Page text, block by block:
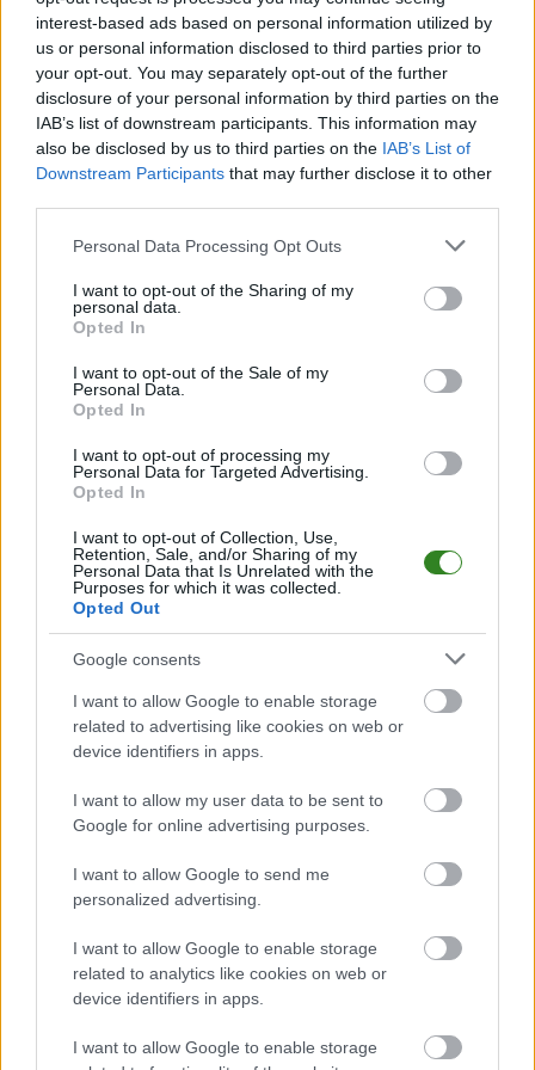
interest-based ads based on personal information utilized by
us or personal information disclosed to third parties prior to
your opt-out. You may separately opt-out of the further
disclosure of your personal information by third parties on the
IAB’s list of downstream participants. This information may
also be disclosed by us to third parties on the IAB’s List of
Downstream Participants that may further disclose it to other
Please note that this website/app uses one or more Google
not limited to your visit or usage behaviour. You may click to
grant or deny consent to Google and its third-party tags to
use your data for below specified purposes in below Google
consent section.
Personal Data Processing Opt Outs
I want to opt-out of the Sharing of my
personal data.
Opted In
I want to opt-out of the Sale of my
Personal Data.
Opted In
I want to opt-out of processing my
Personal Data for Targeted Advertising.
Opted In
I want to opt-out of Collection, Use,
Retention, Sale, and/or Sharing of my
Personal Data that Is Unrelated with the
Purposes for which it was collected.
Opted Out
Google consents
I want to allow Google to enable storage
related to advertising like cookies on web or
device identifiers in apps.
I want to allow my user data to be sent to
Google for online advertising purposes.
I want to allow Google to send me
personalized advertising.
I want to allow Google to enable storage
related to analytics like cookies on web or
device identifiers in apps.
I want to allow Google to enable storage
12
Orzeł Glinianka 13 10
16-30
13
Radosan Radomyśl 13 7
14-31
14
Milenium Bieliny 13 6 21-78
Mmecze, Pkt punkty · zwycięstwo remis porażka
Radosan Radomyśl - mecze rozegrane na wyjeździe
LP DRUŻYNA M PKT GOLE FORMA
KS Jarocin
44-8
Sanna Zaklików
San Rozwadów
39-17
LZS Wola Rzeczycka
35-27
Huragan Zdziechowice
LZS Turbia
30-40
LZS Majdan Zbydniowski
LZS Kotowa Wola
23-46
Radosan Radomyśl
Orzeł Glinianka
Milenium Bieliny
12-77
Jaruga Bieliniec 13 10-46
mecze,Pktpunkty · zwycięstwo remis porażka
PIŁKARZ
Jakub Jędrzejewski
20
Sławomir Bolko
4
Dominik Dąbek
Bartłomiej Hołody 2